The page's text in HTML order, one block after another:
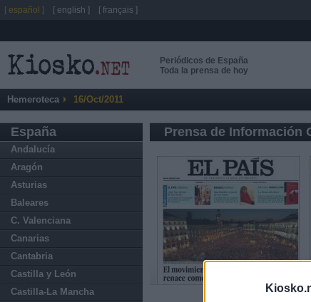
Periódicos de España
Toda la prensa de hoy
Hemeroteca 16/Oct/2011
España
Andalucía
Aragón
Asturias
Baleares
C. Valenciana
Canarias
Cantabria
Castilla y León
Castilla-La Mancha
Prensa de Información
[ español ] [ english ] [ français ]